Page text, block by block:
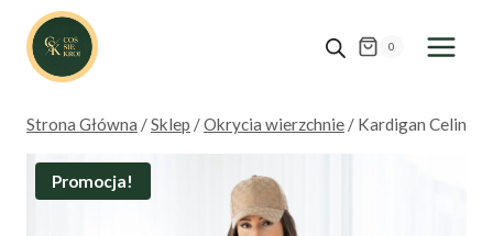
Przejdź
treści
0
Strona Główna /Sklep /Okrycia wierzchnie / Kardigan Celin
Promocja!